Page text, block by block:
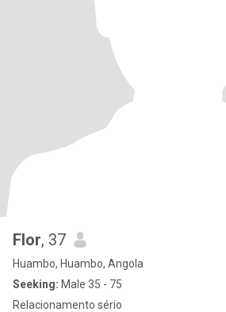
Flor, 37
Huambo, Huambo, Angola
Seeking: Male 35 - 75
Relacionamento sério